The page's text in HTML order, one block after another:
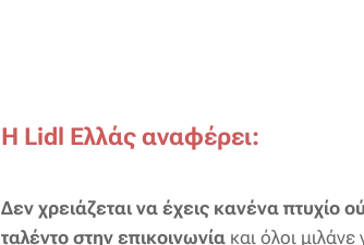
Η Lidl Ελλάς αναφέρει:
Δεν χρειάζεται να έχεις κανένα πτυχίο
ταλέντο στην επικοινωνία και όλοι